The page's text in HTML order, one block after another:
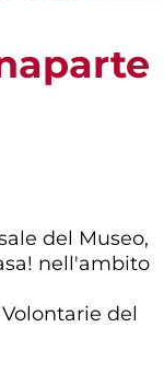
del Museo,
nell'ambito
del